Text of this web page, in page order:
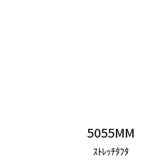
5055MM
ｽﾄﾚｯﾁﾀﾌﾀ